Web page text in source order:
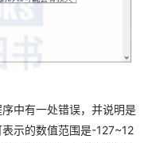
中有一处错误，并说明是
示的数值范围是-127~12